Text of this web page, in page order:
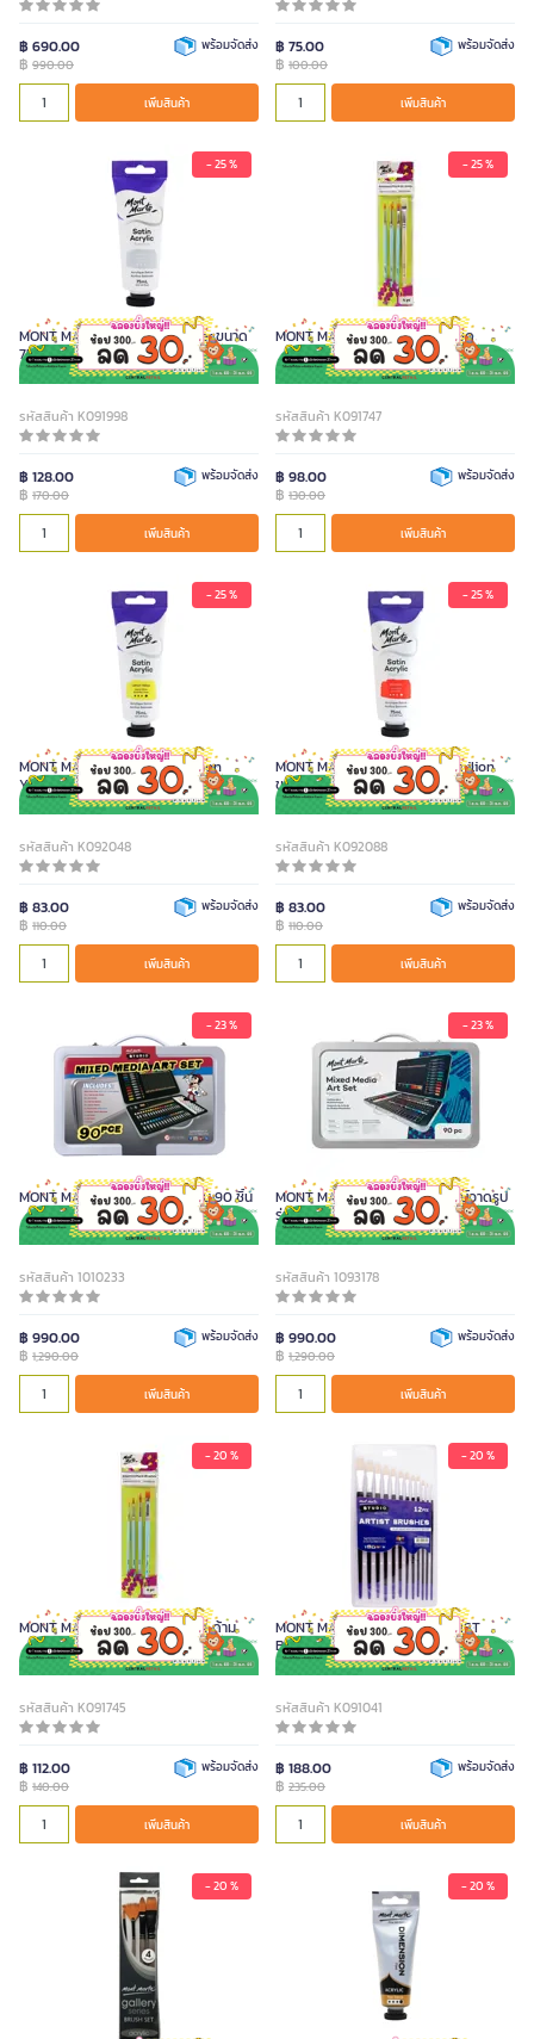
฿ 690.00
฿ 990.00
พร้อมจัดส่ง
เพิ่มสินค้า
฿ 75.00
฿ 100.00
พร้อมจัดส่ง
เพิ่มสินค้า
- 25 %
MONT MARTE สีอะคริลิค สี Silver ขนาด
75 มล.
รหัสสินค้า K091998
฿ 128.00
฿ 170.00
พร้อมจัดส่ง
เพิ่มสินค้า
- 25 %
MONT MARTE ชุดพู่กัน 4 ด้าม/ชุด
รหัสสินค้า K091747
฿ 98.00
฿ 130.00
พร้อมจัดส่ง
เพิ่มสินค้า
- 25 %
MONT MARTE สีอะคริลิค สี Lemon
Yellow ขนาด 75 มล.
รหัสสินค้า K092048
฿ 83.00
฿ 110.00
พร้อมจัดส่ง
เพิ่มสินค้า
- 25 %
MONT MARTE สีอะคริลิค สี Vermilion
ขนาด 75 มล.
รหัสสินค้า K092088
฿ 83.00
฿ 110.00
พร้อมจัดส่ง
เพิ่มสินค้า
- 23 %
MONT MARTE ชุดสี คละสี จำนวน 90 ชิ้น
รหัสสินค้า 1010233
฿ 990.00
฿ 1,290.00
พร้อมจัดส่ง
เพิ่มสินค้า
- 23 %
MONT MARTE ชุดกระเป๋าอุปกรณ์วาดรูป
รุ่น MMGS0013US 90 ชิ้น
รหัสสินค้า 1093178
฿ 990.00
฿ 1,290.00
พร้อมจัดส่ง
เพิ่มสินค้า
- 20 %
MONT MARTE ชุดพู่กัน จำนวน 4 ด้าม
รหัสสินค้า K091745
฿ 112.00
฿ 140.00
พร้อมจัดส่ง
เพิ่มสินค้า
- 20 %
MONT MARTE ชุดพู่กัน รุ่น ARTIST
BRUSHES 12 ชิ้น/กล่อง
รหัสสินค้า K091041
฿ 188.00
฿ 235.00
พร้อมจัดส่ง
เพิ่มสินค้า
- 20 % - 20 %